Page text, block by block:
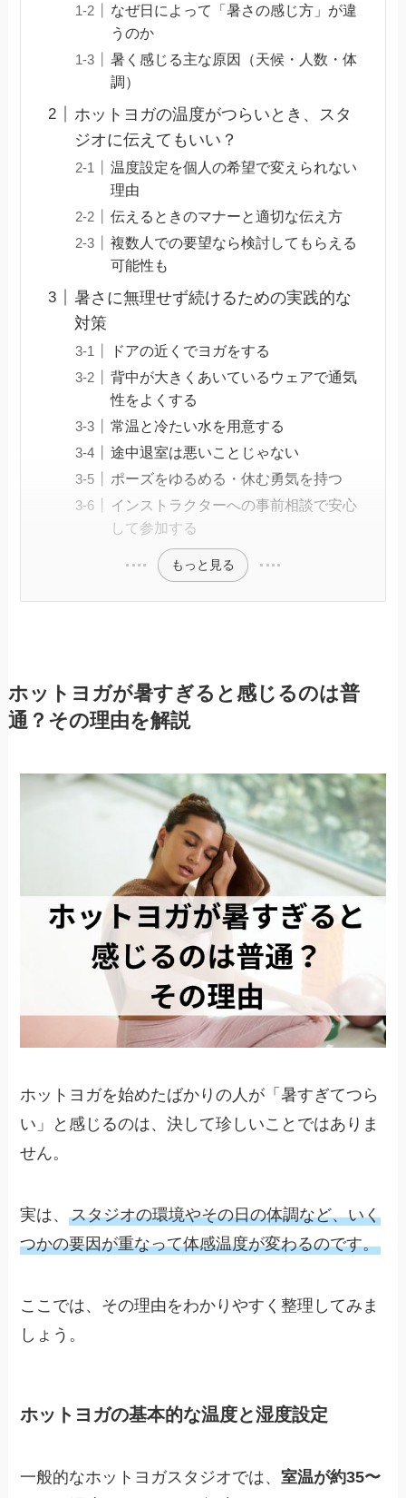
なぜ日によって「暑さの感じ方」が違
うのか
暑く感じる主な原因（天候・人数・体
調）
ホットヨガの温度がつらいとき、スタ
ジオに伝えてもいい？
温度設定を個人の希望で変えられない
理由
伝えるときのマナーと適切な伝え方
複数人での要望なら検討してもらえる
可能性も
暑さに無理せず続けるための実践的な
対策
ドアの近くでヨガをする
背中が大きくあいているウェアで通気
性をよくする
常温と冷たい水を用意する
途中退室は悪いことじゃない
ポーズをゆるめる・休む勇気を持つ
インストラクターへの事前相談で安心
して参加する
もっと見る
ホットヨガが暑すぎると感じるのは普
通？その理由を解説
ホットヨガを始めたばかりの人が「暑すぎてつら
い」と感じるのは、決して珍しいことではありま
せん。
実は、スタジオの環境やその日の体調など、いく
つかの要因が重なって体感温度が変わるのです。
ここでは、その理由をわかりやすく整理してみま
しょう。
ホットヨガの基本的な温度と湿度設定
一般的なホットヨガスタジオでは、室温が約35〜